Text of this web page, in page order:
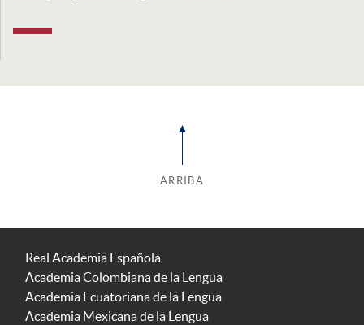
ARRIBA
Real Academia Española
Academia Colombiana de la Lengua
Academia Ecuatoriana de la Lengua
Academia Mexicana de la Lengua